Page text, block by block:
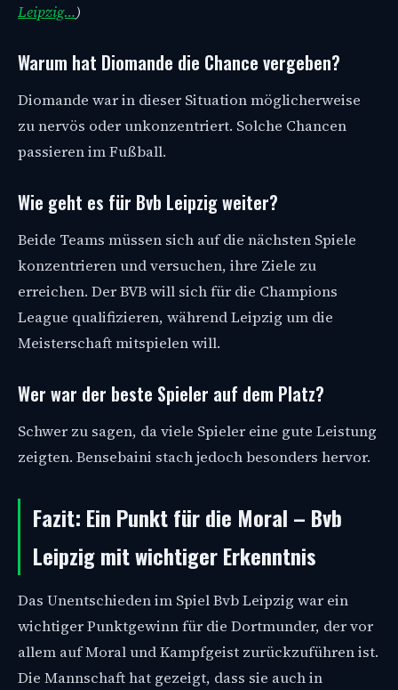
Leipzig…)
Warum hat Diomande die Chance vergeben?
Diomande war in dieser Situation möglicherweise
zu nervös oder unkonzentriert. Solche Chancen
passieren im Fußball.
Wie geht es für Bvb Leipzig weiter?
Beide Teams müssen sich auf die nächsten Spiele
konzentrieren und versuchen, ihre Ziele zu
erreichen. Der BVB will sich für die Champions
League qualifizieren, während Leipzig um die
Meisterschaft mitspielen will.
Wer war der beste Spieler auf dem Platz?
Schwer zu sagen, da viele Spieler eine gute Leistung
zeigten. Bensebaini stach jedoch besonders hervor.
Fazit: Ein Punkt für die Moral – Bvb
Leipzig mit wichtiger Erkenntnis
Das Unentschieden im Spiel Bvb Leipzig war ein
wichtiger Punktgewinn für die Dortmunder, der vor
allem auf Moral und Kampfgeist zurückzuführen ist.
Die Mannschaft hat gezeigt, dass sie auch in